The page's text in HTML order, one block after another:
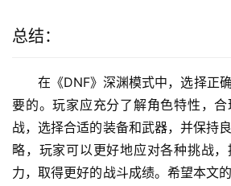
总结：
在《DNF》深渊模式中，选择正
要的。玩家应充分了解角色特性，
战，选择合适的装备和武器，并保持
略，玩家可以更好地应对各种挑战
力，取得更好的战斗成绩。希望本文